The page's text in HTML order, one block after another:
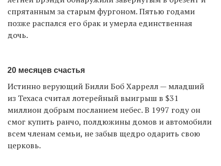
спрятанным за старым фургоном. Пятью годами
позже распался его брак и умерла единственная
дочь.
20 месяцев счастья
Истинно верующий Билли Боб Харрелл — младший
из Техаса считал лотерейный выигрыш в $31
миллион добрым посланием небес. В 1997 году он
смог купить ранчо, полдюжины домов и автомобили
всем членам семьи, не забыв щедро одарить свою
церковь.